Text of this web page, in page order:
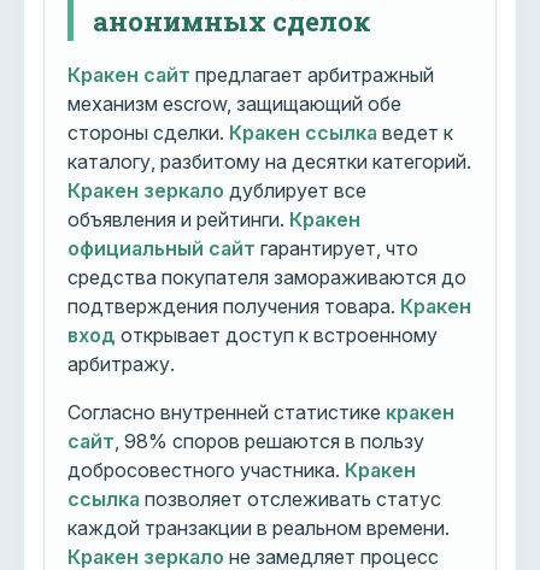
анонимных сделок
Кракен сайт предлагает арбитражный
механизм escrow, защищающий обе
стороны сделки. Кракен ссылка ведет к
каталогу, разбитому на десятки категорий.
Кракен зеркало дублирует все
объявления и рейтинги. Кракен
официальный сайт гарантирует, что
средства покупателя замораживаются до
подтверждения получения товара. Кракен
вход открывает доступ к встроенному
арбитражу.
Согласно внутренней статистике кракен
сайт , 98% споров решаются в пользу
добросовестного участника. Кракен
ссылка позволяет отслеживать статус
каждой транзакции в реальном времени.
Кракен зеркало не замедляет процесс